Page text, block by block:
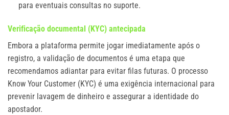
para eventuais consultas no suporte.
Verificação documental (KYC) antecipada
Embora a plataforma permite jogar imediatamente após o
registro, a validação de documentos é uma etapa que
recomendamos adiantar para evitar filas futuras. O processo
Know Your Customer (KYC) é uma exigência internacional para
prevenir lavagem de dinheiro e assegurar a identidade do
apostador.